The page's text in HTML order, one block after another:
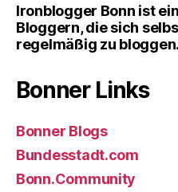
Iron­blog­ger Bonn ist
Blog­gern, die sich
regel­mä­ßig zu blog­gen.
Bonner Links
Bonner Blogs
Bundesstadt.com
Bonn.Community